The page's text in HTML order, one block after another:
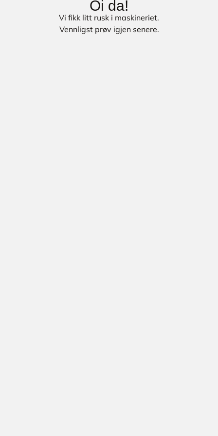
Oi da!
Vi fikk litt rusk i maskineriet.
Vennligst prøv igjen senere.